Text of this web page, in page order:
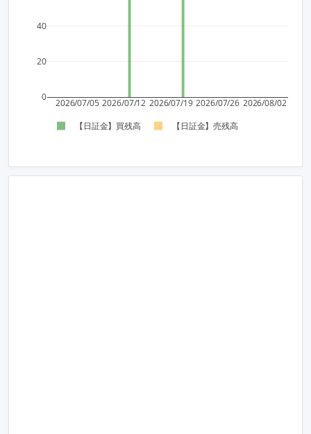
2026/07/05 2026/07/12 2026/07/19 2026/07/26 2026/08/02
0
20
40
【日証金】買残高 【日証金】売残高